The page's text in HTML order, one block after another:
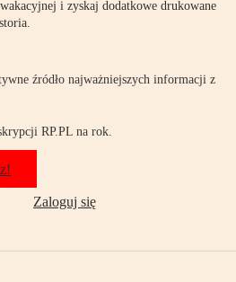
i zyskaj dodatkowe drukowane
źródło najważniejszych informacji z
RP.PL na rok.
Zaloguj się